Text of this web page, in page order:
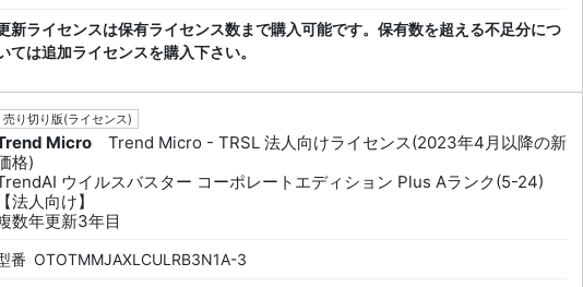
新ライセンスは保有ライセンス数まで購入可能です。保有数を超える不足分につ
ては追加ライセンスを購入下さい。
売り切り版(ライセンス)
Micro
Trend Micro - TRSL 法人向けライセンス(2023年4月以降の新
格)
ウイルスバスター コーポレートエディション Plus Aランク(5-24)
【法人向け】
数年更新3年目
番 OTOTMMJAXLCULRB3N1A-3